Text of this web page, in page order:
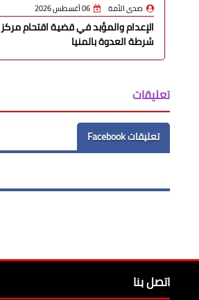
صدى الأمة 06 أغسطس 2026
الإعدام والمؤبد في قضية اقتحام مركز
شرطة العدوة بالمنيا
تعليقات
تعليقات Facebook
اتصل بنا